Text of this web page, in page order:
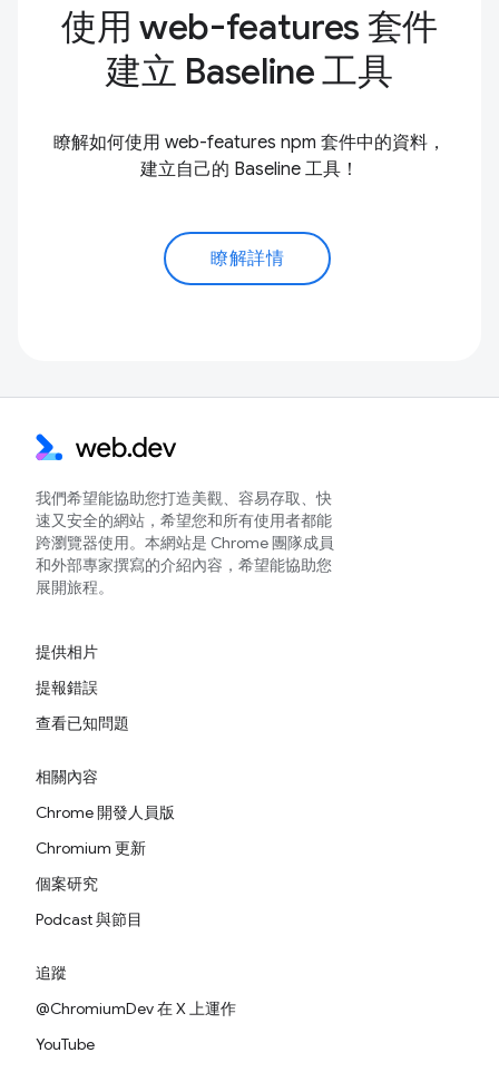
使用 web-features 套件
建立 Baseline 工具
瞭解如何使用 web-features npm 套件中的資料，
建立自己的 Baseline 工具！
瞭解詳情
我們希望能協助您打造美觀、容易存取、快
速又安全的網站，希望您和所有使用者都能
跨瀏覽器使用。本網站是 Chrome 團隊成員
和外部專家撰寫的介紹內容，希望能協助您
展開旅程。
提供相片
提報錯誤
查看已知問題
相關內容
Chrome 開發人員版
Chromium 更新
個案研究
Podcast 與節目
追蹤
@ChromiumDev 在 X 上運作
YouTube